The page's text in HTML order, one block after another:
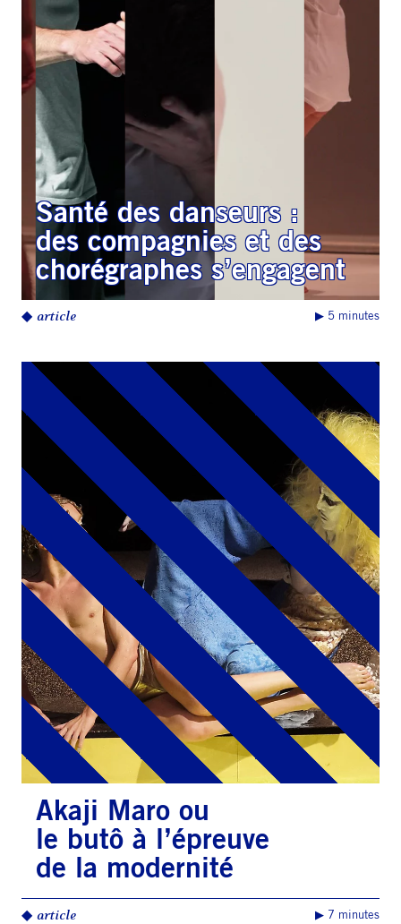
Santé des danseurs :
des compagnies et des
chorégraphes s’engagent
◆ article ▶︎ 5 minutes
Akaji Maro ou
le butô à l’épreuve
de la modernité
◆ article ▶︎ 7 minutes